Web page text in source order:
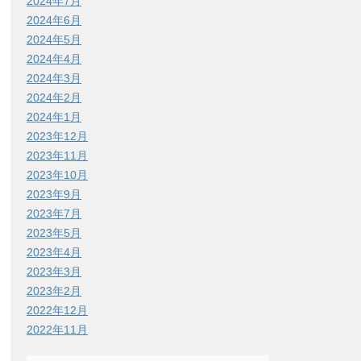
2024年6月
2024年5月
2024年4月
2024年3月
2024年2月
2024年1月
2023年12月
2023年11月
2023年10月
2023年9月
2023年7月
2023年5月
2023年4月
2023年3月
2023年2月
2022年12月
2022年11月